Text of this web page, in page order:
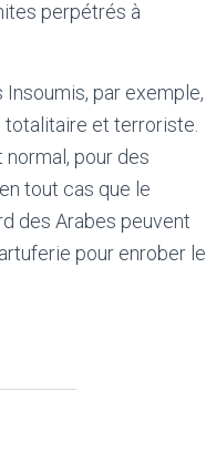
perpétrés à
par exemple,
totalitaire et terroriste.
normal, pour des
tout cas que le
des Arabes peuvent
pour enrober le